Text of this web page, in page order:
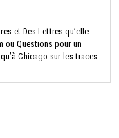
et Des Lettres qu’elle
ou Questions pour un
Chicago sur les traces